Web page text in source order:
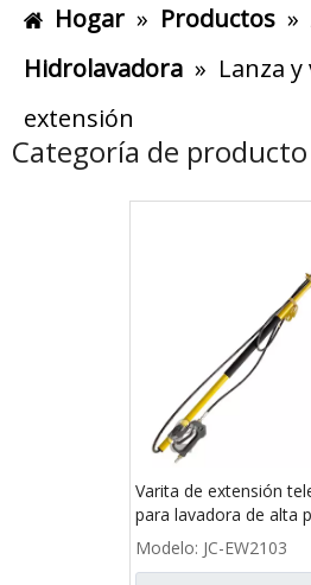
Hogar » Productos »
Hidrolavadora » Lanza
extensión
Categoría de producto
Varita de extensión
para lavadora de alta
4000PSI, 24PIES
Modelo: JC-EW2103